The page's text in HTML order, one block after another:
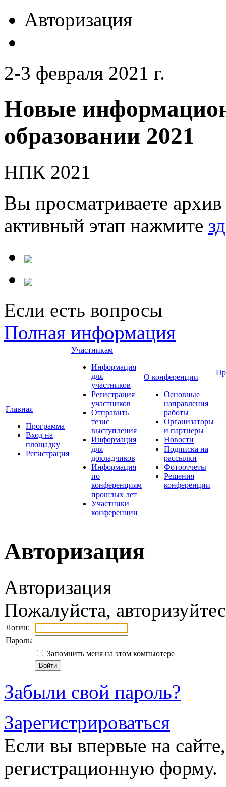
Авторизация
2-3 февраля 2021 г.
Новые
образовании 2021
НПК 2021
Вы просматриваете
активный этап нажмите
Если есть вопросы
Полная информация
Главная
Программа
Вход на
площадку
Регистрация
Участникам
Информация
для
участников
Регистрация
участников
Отправить
тезис
выступления
Информация
для
докладчиков
Информация
по
конференциям
прошлых лет
Участники
конференции
О конференции
Основные
направления
работы
Организаторы
и партнеры
Новости
Подписка на
рассылки
Фотоотчеты
Решения
конференции
Авторизация
Авторизация
Пожалуйста,
Логин:
Пароль:
Запомнить меня на этом компьютере
Забыли свой пароль?
Зарегистрироваться
Если вы впервые на
регистрационную форму.